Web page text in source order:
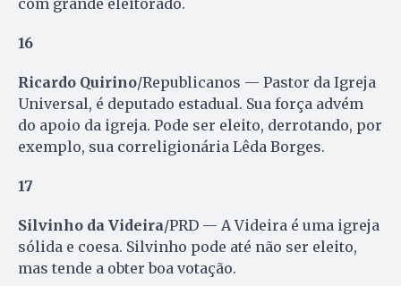
com grande eleitorado.
16
Ricardo Quirino/Republicanos — Pastor da Igreja
Universal, é deputado estadual. Sua força advém
do apoio da igreja. Pode ser eleito, derrotando, por
exemplo, sua correligionária Lêda Borges.
17
Silvinho da Videira/PRD — A Videira é uma igreja
sólida e coesa. Silvinho pode até não ser eleito,
mas tende a obter boa votação.